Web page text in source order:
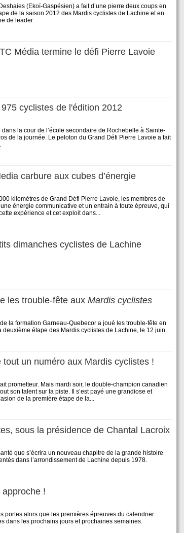
(Ekoï-Gaspésien) a fait d’une pierre deux coups en
de la saison 2012 des Mardis cyclistes de Lachine et en
de leader.
TC Média termine le défi Pierre Lavoie
cyclistes de l'édition 2012
la cour de l’école secondaire de Rochebelle à Sainte-
de la journée. Le peloton du Grand Défi Pierre Lavoie a fait
carbure aux cubes d’énergie
kilomètres de Grand Défi Pierre Lavoie, les membres de
énergie communicative et un entrain à toute épreuve, qui
expérience et cet exploit dans...
dimanches cyclistes de Lachine
les trouble-fête aux Mardis cyclistes
la formation Garneau-Quebecor a joué les trouble-fête en
deuxième étape des Mardis cyclistes de Lachine, le 12 juin.
tout un numéro aux Mardis cyclistes !
prometteur. Mais mardi soir, le double-champion canadien
son talent sur la piste. Il s’est payé une grandiose et
de la première étape de la...
sous la présidence de Chantal Lacroix
que s’écrira un nouveau chapitre de la grande histoire
dans l’arrondissement de Lachine depuis 1978.
!
portes alors que les premières épreuves du calendrier
dans les prochains jours et prochaines semaines.